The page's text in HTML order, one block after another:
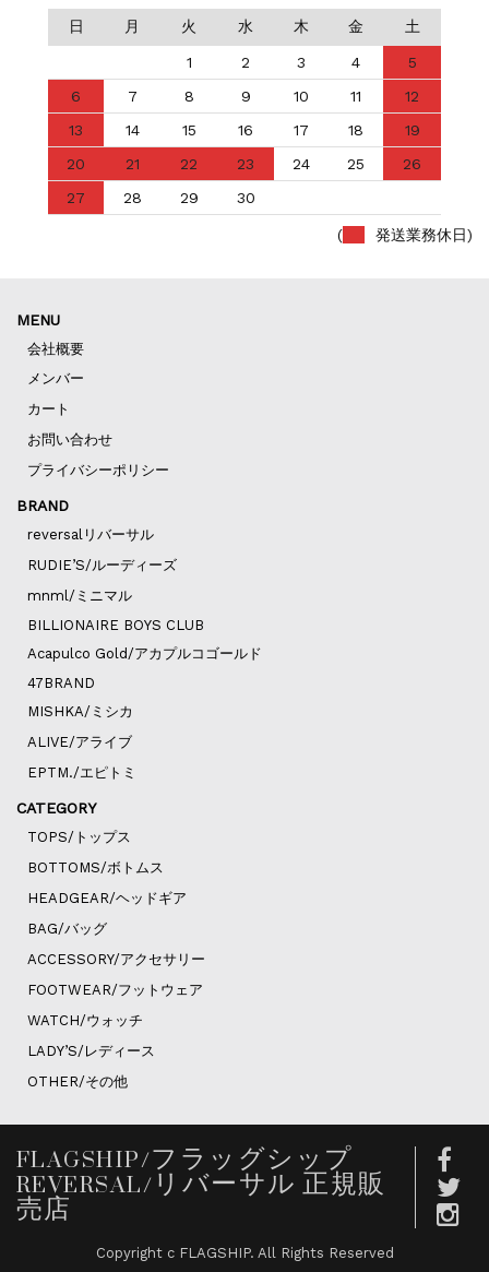
日 月 火 水 木 金 土
1 2 3 4
5
6
7 8 9 10 11
12
13
14 15 16 17 18
19
20
21 22 23 24 25
26
27
28 29 30
( 発送業務休日)
MENU
会社概要
メンバー
カート
お問い合わせ
プライバシーポリシー
BRAND
reversalリバーサル
RUDIE’S/ルーディーズ
mnml/ミニマル
BILLIONAIRE BOYS CLUB
Acapulco Gold/アカプルコゴールド
47BRAND
MISHKA/ミシカ
ALIVE/アライブ
EPTM./エピトミ
CATEGORY
TOPS/トップス
BOTTOMS/ボトムス
HEADGEAR/ヘッドギア
BAG/バッグ
ACCESSORY/アクセサリー
FOOTWEAR/フットウェア
WATCH/ウォッチ
LADY’S/レディース
OTHER/その他
FLAGSHIP/フラッグシップ
REVERSAL/リバーサル 正規販
売店
Copyright c FLAGSHIP. All Rights Reserved